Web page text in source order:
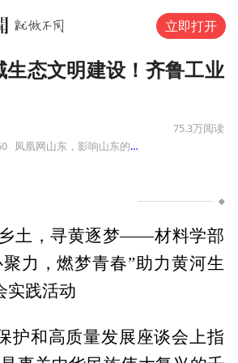
立即打开
态文明建设！齐鲁工业
凤凰网山东，影响山东的力量！
75.3万阅读
土，寻黄逐梦——材料学部
力，燃梦青春”助力黄河生
实践活动
护和高质量发展座谈会上指